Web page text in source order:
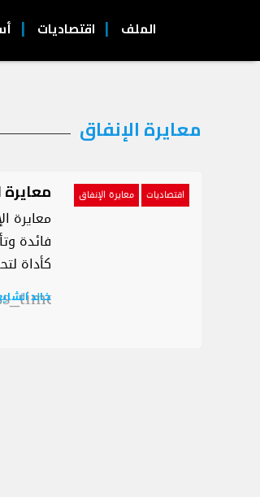
الملف اقتصاديات
التصنيف:
معايرة
الإنفاق
معايرة الإنفاق
اقتصاديات معايرة الإنفاق
معايرة
فائدة
كأداة
خالد